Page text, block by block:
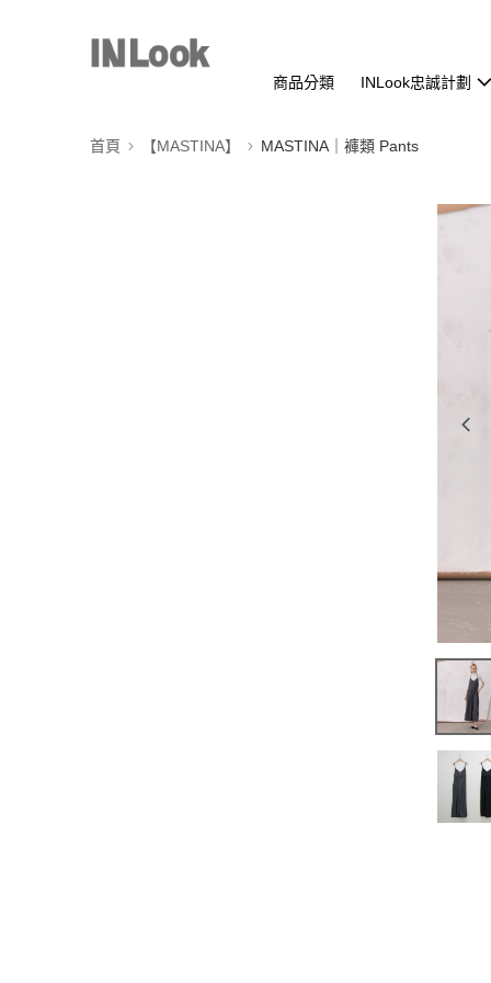
商品分類 INLook忠誠計劃
首頁 【MASTINA】 MASTINA｜褲類 Pants